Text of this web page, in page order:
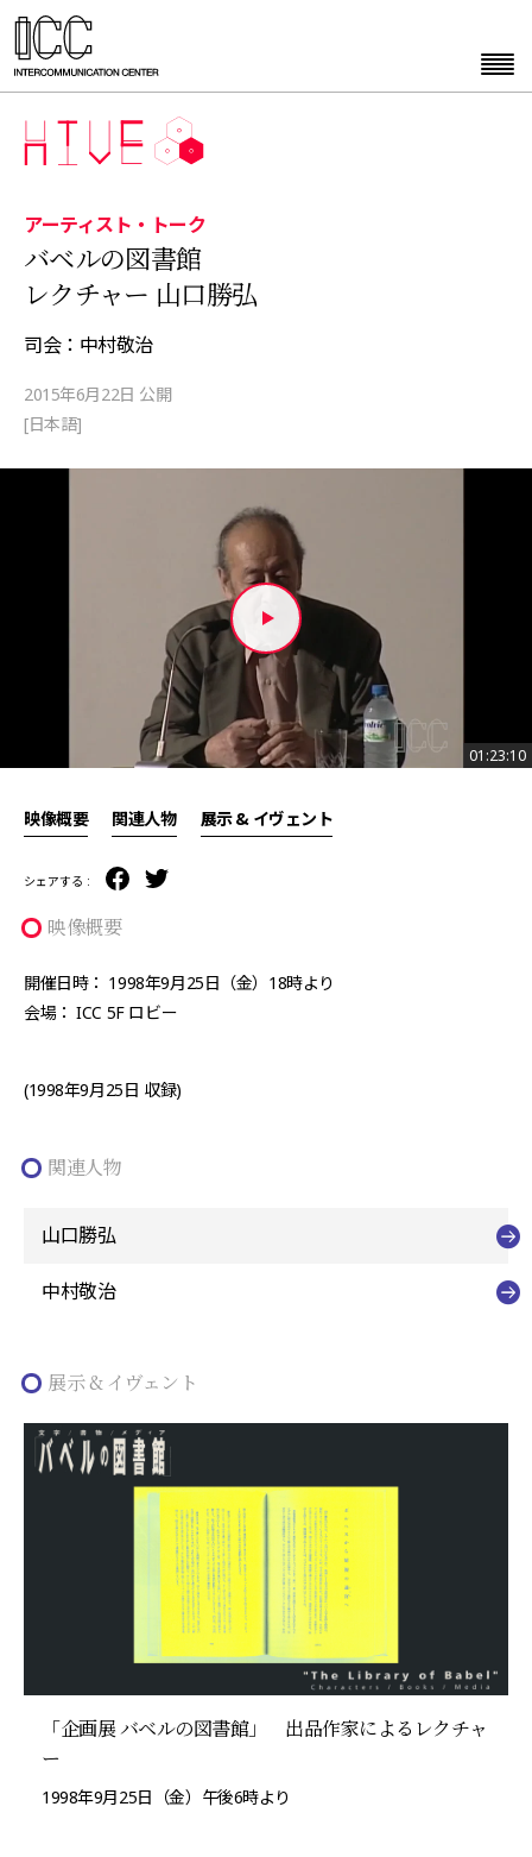
アーティスト・トーク
バベルの図書館
レクチャー 山口勝弘
司会：中村敬治
2015年6月22日 公開
[日本語]
01:23:10
01:23:10
映像概要 関連人物 展示 & イヴェント
シェアする :
映像概要
開催日時： 1998年9月25日（金）18時より
会場： ICC 5F ロビー
(1998年9月25日 収録)
関連人物
山口勝弘
中村敬治
展示 & イヴェント
「企画展 バベルの図書館」 出品作家によるレクチャ
ー
1998年9月25日（金）午後6時より